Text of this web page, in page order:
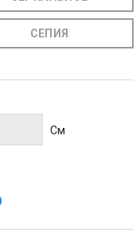
СЕПИЯ
Cм